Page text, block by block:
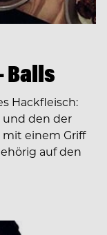
Balls
Hackfleisch:
und den der
einem Griff
auf den